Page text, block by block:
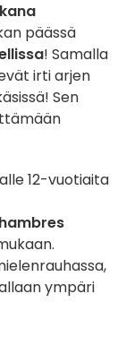
päässä
! Samalla
irti arjen
Sen
12-vuotiaita
ympäri